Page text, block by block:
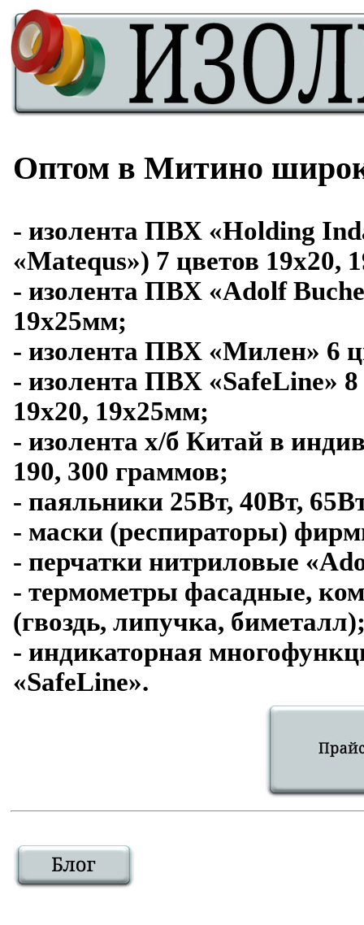
Оптом в Митино
- изолента ПВХ «Holding
«Matequs») 7 цветов 19x20,
- изолента ПВХ «Adolf
19x25мм;
- изолента ПВХ «Милен» 6
- изолента ПВХ «SafeLine» 8
19x20, 19x25мм;
- изолента х/б Китай в
190, 300 граммов;
- паяльники 25Вт, 40Вт,
- маски (респираторы)
- перчатки нитриловые
- термометры фасадные,
(гвоздь, липучка,
- индикаторная
«SafeLine».